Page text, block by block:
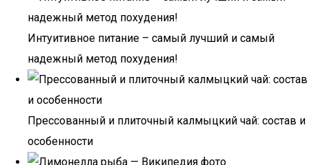
Интуитивное питание – самый лучший и самый
надежный метод похудения!
Прессованный и плиточный калмыцкий чай: состав и
особенности